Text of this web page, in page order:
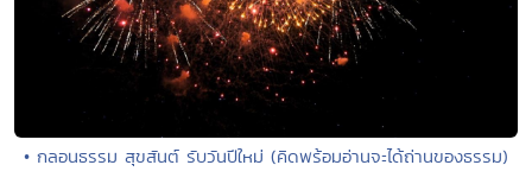
• กลอนธรรม สุขสันต์ รับวันปีใหม่ (คิดพร้อมอ่านจะได้ถ่านของธรรม)